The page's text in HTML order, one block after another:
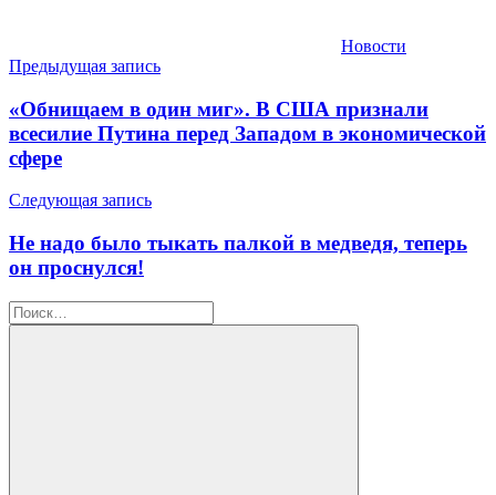
Новости
Навигация
по
записям
Предыдущая запись
«Обнищаем в один миг». В США признали
всесилие Путина перед Западом в экономической
сфере
Следующая запись
Не надо было тыкать палкой в медведя, теперь
он проснулся!
Найти: